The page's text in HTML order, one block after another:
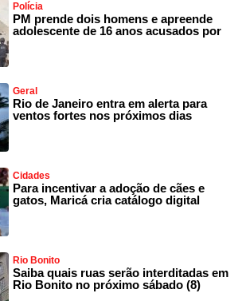
Polícia
PM prende dois homens e apreende
adolescente de 16 anos acusados por
Geral
Rio de Janeiro entra em alerta para
ventos fortes nos próximos dias
Cidades
Para incentivar a adoção de cães e
gatos, Maricá cria catálogo digital
Rio Bonito
Saiba quais ruas serão interditadas em
Rio Bonito no próximo sábado (8)